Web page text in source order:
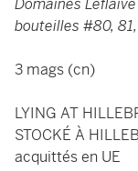
Domaines
bouteilles #80,
3 mags (cn)
LYING AT
STOCKÉ À
acquittés en UE